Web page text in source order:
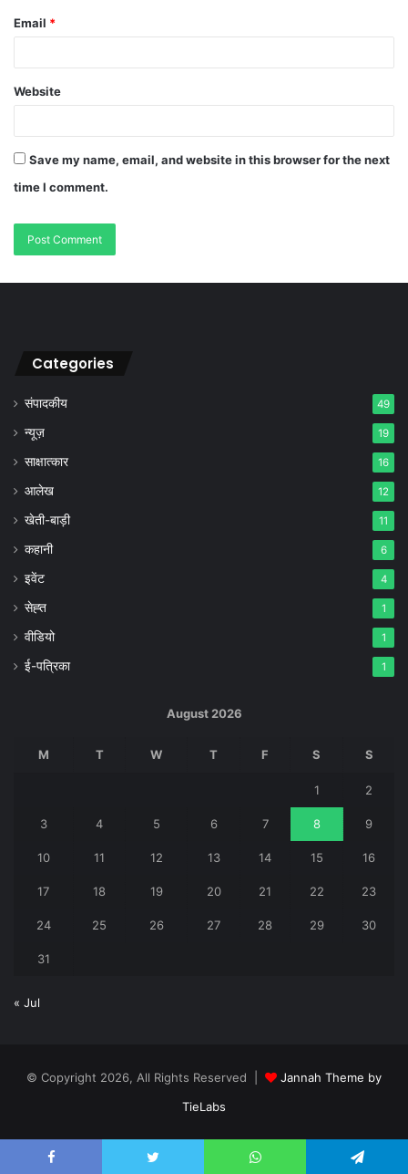
Email *
Website
Save my name, email, and website in this browser for the next
time I comment.
Categories
संपादकीय 49
न्यूज़ 19
साक्षात्कार 16
आलेख 12
खेती-बाड़ी 11
कहानी 6
इवेंट 4
सेह्त 1
वीडियो 1
ई-पत्रिका 1
August 2026
M T W T F S S
1 2
3 4 5 6 7 8 9
10 11 12 13 14 15 16
17 18 19 20 21 22 23
24 25 26 27 28 29 30
31
« Jul
© Copyright 2026, All Rights Reserved |
Jannah Theme by
TieLabs